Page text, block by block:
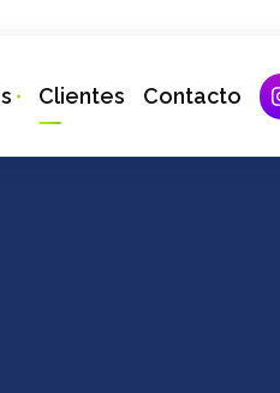
Clientes Contacto